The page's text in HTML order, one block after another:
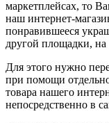
маркетплейсах, то
наш интернет-
понравившееся
другой площадки,
Для этого нужно
при помощи
товара нашего
непосредственно в